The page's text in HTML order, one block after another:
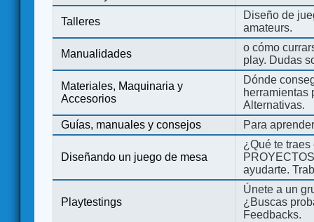
Talleres
Diseño de
amateurs.
Manualidades
o cómo
play. Dudas
Materiales, Maquinaria y
Accesorios
Dónde
herramientas
Alternativas.
Guías, manuales y consejos
Para
Diseñando un juego de mesa
¿Qué te
ayudarte.
Playtestings
Únete a un
¿Buscas
Feedbacks.